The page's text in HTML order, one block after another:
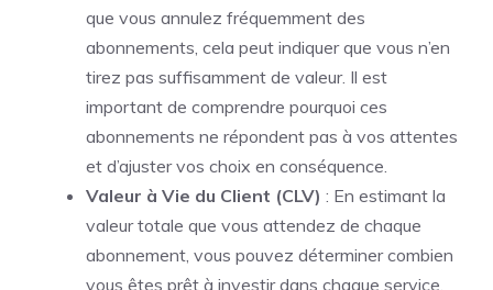
que vous annulez fréquemment des
abonnements, cela peut indiquer que vous n’en
tirez pas suffisamment de valeur. Il est
important de comprendre pourquoi ces
abonnements ne répondent pas à vos attentes
et d’ajuster vos choix en conséquence.
Valeur à Vie du Client (CLV) : En estimant la
valeur totale que vous attendez de chaque
abonnement, vous pouvez déterminer combien
vous êtes prêt à investir dans chaque service.